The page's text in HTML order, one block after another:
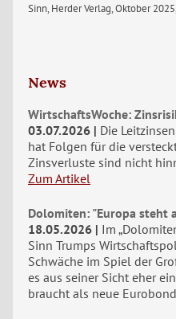
Sinn, Herder Verlag, Oktober
News
WirtschaftsWoche:
03.07.2026
Die
hat Folgen für die
Zinsverluste sind nicht
Zum Artikel
Dolomiten: "Europa steht
18.05.2026
Im
Sinn Trumps
Schwäche im Spiel der
es aus seiner Sicht eher
braucht als neue